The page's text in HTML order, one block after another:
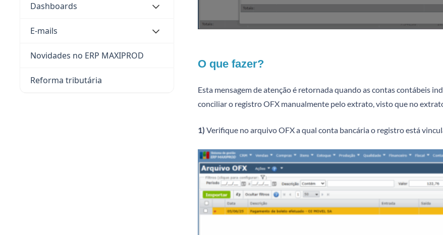
Dashboards
E-mails
Novidades no ERP MAXIPROD
Reforma tributária
O que fazer?
Esta mensagem de atenção é retornada quando as contas contábeis
conciliar o registro OFX manualmente pelo extrato, visto que no
1) Verifique no arquivo OFX a qual conta bancária o registro está